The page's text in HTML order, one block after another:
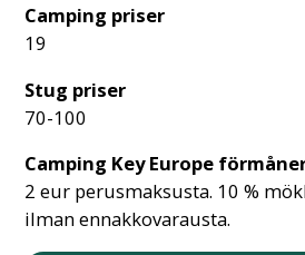
Camping priser
19
Stug priser
70-100
Camping Key Europe
2 eur perusmaksusta. 10 %
ilman ennakkovarausta.